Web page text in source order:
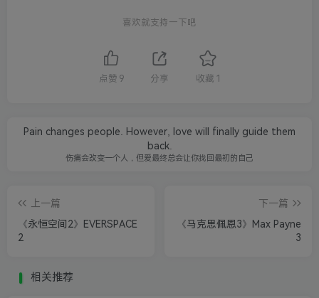
喜欢就支持一下吧
点赞 9 分享 收藏 1
Pain changes people. However, love will finally guide them
back.
伤痛会改变一个人，但爱最终总会让你找回最初的自己
上一篇
《永恒空间2》EVERSPACE
2
下一篇
《马克思佩恩3》Max Payne
3
相关推荐